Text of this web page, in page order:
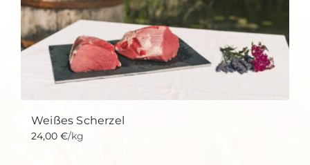
Weißes Scherzel
24,00 €/kg